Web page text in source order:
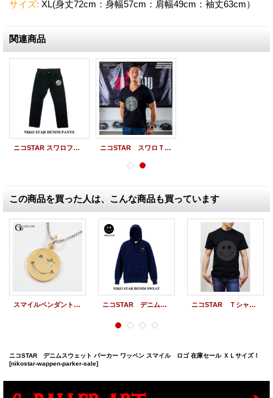
サイズ: XL(身丈72cm：身幅57cm：肩幅49cm：袖丈63cm）
関連商品
ニコSTAR スワロフスキー ブラックデニム リーバイス501 カスタム スマイル スワロフスキー ニコSTAR スワロＴシャツ スマイル スワロフスキー 半袖 ニコチャン
この商品を買った人は、こんな商品も買っています
スマイルペンダント ニコSTAR K18 PG ニコSTAR デニムスウェット パーカー ワッペン スマイル ロゴ ニコSTAR Ｔシャツ （Print） スマイルＴシャツ 雑誌掲載 人気商品
ニコSTAR デニムスウェット パーカー ワッペン スマイル ロゴ 在庫セール ＸＬサイズ！
[nikostar-wappen-parker-sale]